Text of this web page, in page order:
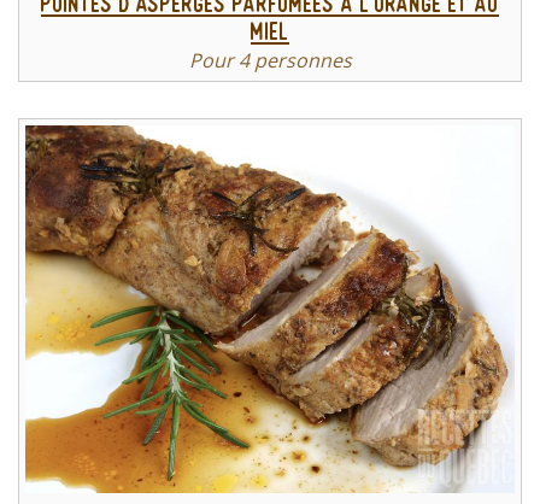
Pointes d’asperges parfumées à l’orange et au
miel
Pour 4 personnes